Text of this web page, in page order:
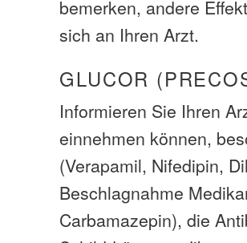
bemerken, andere
sich an Ihren Arzt.
GLUCOR
Informieren Sie Ihren
einnehmen können,
(Verapamil, Nifedipin,
Beschlagnahme
Carbamazepin), die